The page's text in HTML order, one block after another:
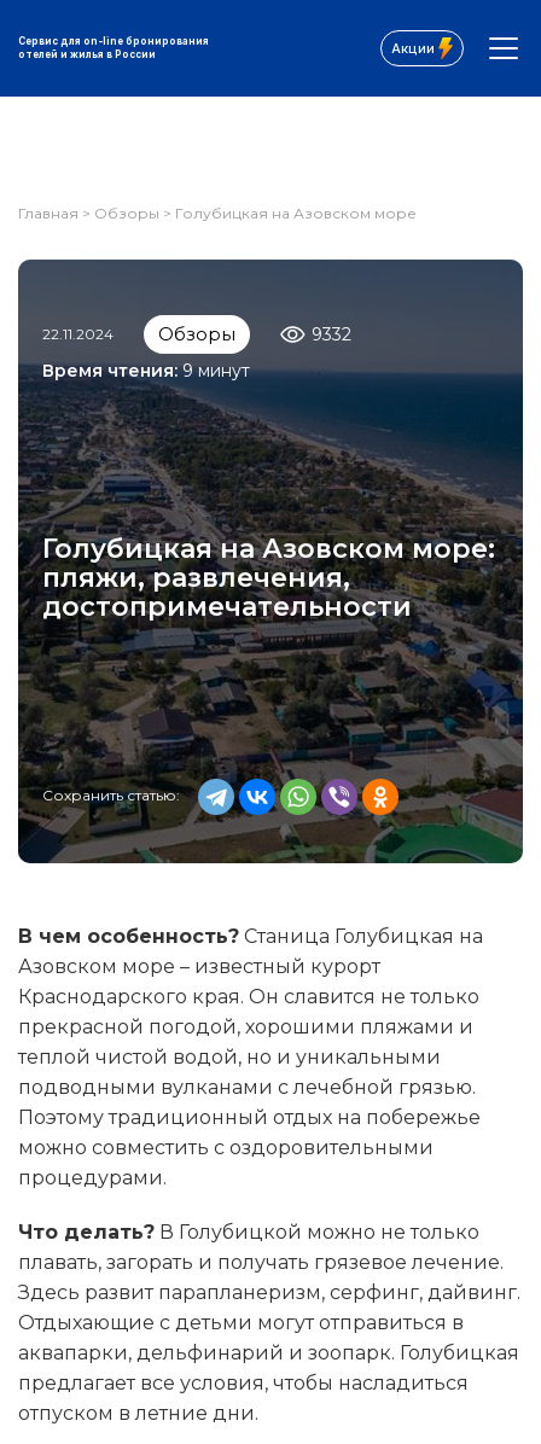
Сервис для on-line бронирования
отелей и жилья в России
Акции
Главная > Обзоры > Голубицкая на Азовском море
22.11.2024 Обзоры
9332
Время чтения:9 минут
Голубицкая на Азовском море:
пляжи, развлечения,
достопримечательности
Сохранить статью:
В чем особенность? Станица Голубицкая на
Азовском море – известный курорт
Краснодарского края. Он славится не только
прекрасной погодой, хорошими пляжами и
теплой чистой водой, но и уникальными
подводными вулканами с лечебной грязью.
Поэтому традиционный отдых на побережье
можно совместить с оздоровительными
процедурами.
Что делать? В Голубицкой можно не только
плавать, загорать и получать грязевое лечение.
Здесь развит парапланеризм, серфинг, дайвинг.
Отдыхающие с детьми могут отправиться в
аквапарки, дельфинарий и зоопарк. Голубицкая
предлагает все условия, чтобы насладиться
отпуском в летние дни.